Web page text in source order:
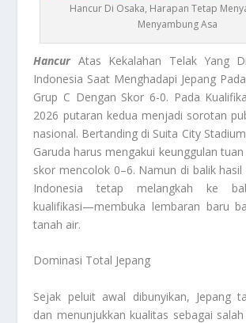
Hancur Di Osaka, Harapan Tetap
Menyambung Asa
HancurAtas Kekalahan Telak Yang
Indonesia Saat Menghadapi Jepang
Grup C Dengan Skor 6-0. Pada
2026 putaran kedua menjadi sorotan
nasional. Bertanding di Suita City
Garuda harus mengakui keunggulan
skor mencolok 0–6. Namun di balik
Indonesia tetap melangkah ke
kualifikasi—membuka lembaran baru
tanah air.
Dominasi Total Jepang
Sejak peluit awal dibunyikan, Jepang
dan menunjukkan kualitas sebagai